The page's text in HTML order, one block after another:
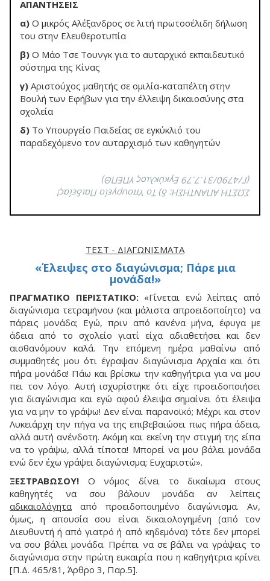
AΠANTHΣEIΣ
α) O μικρός Αλέξανδρος σε λιτή πρωτοσέλιδη δήλωση
του στην Ελευθεροτυπία
β) O Μάο Tσε Τουνγκ για το αυταρχικό εκπαιδευτικό
σύστημα της Kίνας
γ) Αριστούχος μαθητής σε ομιλία-καταπέλτη στην
Bουλή των Εφήβων για την έλλειψη δικαιοσύνης στα
σχολεία
δ) Tο Υπουργείο Παιδείας σε εγκύκλιό του
παραδεχόμενο τον αυταρχισμό των καθηγητών
ΣΩΣΤΗ AΠANTHΣH: δ) To Υπουργείο Παιδείας!
(Γ/4790/31.7.79 Εγκύκλιος ΥΠΕΠΘ)
ΤΕΣΤ - ΔΙΑΓΩΝΊΣΜΑΤΑ
«Έλειψες στο διαγώνισμα; Πάρε μια
μονάδα!»
ΠΡΑΓΜΑΤΙΚΟ ΠΕΡΙΣΤΑΤΙΚΟ:«Γίνεται ενώ λείπεις από
διαγώνισμα τετραμήνου (και μάλιστα απροειδοποίητο) να
πάρεις μονάδα; Εγώ, πριν από κανένα μήνα, έφυγα με
άδεια από το σχολείο γιατί είχα αδιαθετήσει και δεν
αισθανόμουν καλά. Την επόμενη ημέρα μαθαίνω από
συμμαθητές μου ότι έγραψαν διαγώνισμα Αρχαία και ότι
πήρα μονάδα! Πάω και βρίσκω την καθηγήτρια για να μου
πει τον λόγο. Αυτή ισχυρίστηκε ότι είχε προειδοποιήσει
για διαγώνισμα και εγώ αφού έλειψα σημαίνει ότι έλειψα
για να μην το γράψω! Δεν είναι παρανοϊκό; Μέχρι και στον
Λυκειάρχη την πήγα να της επιβεβαιώσει πως πήρα άδεια,
αλλά αυτή ανένδοτη. Ακόμη και εκείνη την στιγμή της είπα
να το γράψω, αλλά τίποτα! Μπορεί να μου βάλει μονάδα
ενώ δεν έχω γράψει διαγώνισμα; Ευχαριστώ».
ΞΕΣΤΡΑΒΩΣΟΥ! O νόμος δίνει το δικαίωμα στους
καθηγητές να σου βάλουν μονάδα αν λείπεις
αδικαιολόγητα από προειδοποιημένο διαγώνισμα. Aν,
όμως, η απουσία σου είναι δικαιολογημένη (από τον
Διευθυντή ή από γιατρό ή από κηδεμόνα) τότε δεν μπορεί
να σου βάλει μονάδα. Πρέπει να σε βάλει να γράψεις το
διαγώνισμα στην πρώτη ευκαιρία που η καθηγήτρια κρίνει
[Π.Δ. 465/81, Άρθρο 3, Παρ.5].